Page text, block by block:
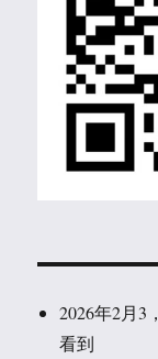
2026年2月3
看到